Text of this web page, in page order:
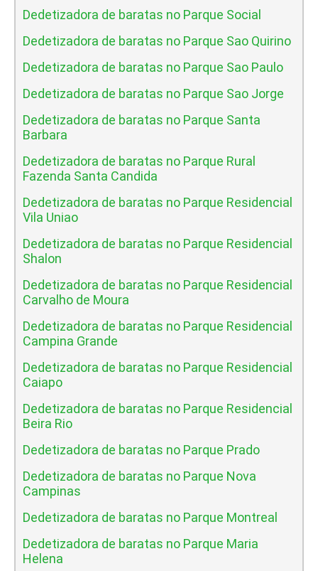
Dedetizadora de baratas no Parque Social
Dedetizadora de baratas no Parque Sao Quirino
Dedetizadora de baratas no Parque Sao Paulo
Dedetizadora de baratas no Parque Sao Jorge
Dedetizadora de baratas no Parque Santa
Barbara
Dedetizadora de baratas no Parque Rural
Fazenda Santa Candida
Dedetizadora de baratas no Parque Residencial
Vila Uniao
Dedetizadora de baratas no Parque Residencial
Shalon
Dedetizadora de baratas no Parque Residencial
Carvalho de Moura
Dedetizadora de baratas no Parque Residencial
Campina Grande
Dedetizadora de baratas no Parque Residencial
Caiapo
Dedetizadora de baratas no Parque Residencial
Beira Rio
Dedetizadora de baratas no Parque Prado
Dedetizadora de baratas no Parque Nova
Campinas
Dedetizadora de baratas no Parque Montreal
Dedetizadora de baratas no Parque Maria
Helena